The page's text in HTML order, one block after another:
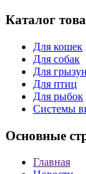
Каталог
Для кошек
Для собак
Для
Для птиц
Для рыбок
Cистемы
Основные
Главная